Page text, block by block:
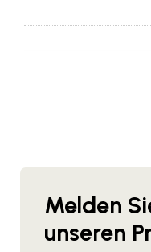
Melden
unseren